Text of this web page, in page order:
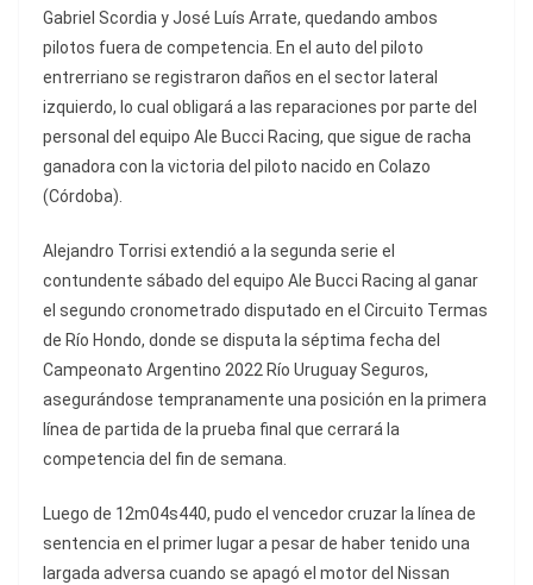
Gabriel Scordia y José Luís Arrate, quedando ambos
pilotos fuera de competencia. En el auto del piloto
entrerriano se registraron daños en el sector lateral
izquierdo, lo cual obligará a las reparaciones por parte del
personal del equipo Ale Bucci Racing, que sigue de racha
ganadora con la victoria del piloto nacido en Colazo
(Córdoba).
Alejandro Torrisi extendió a la segunda serie el
contundente sábado del equipo Ale Bucci Racing al ganar
el segundo cronometrado disputado en el Circuito Termas
de Río Hondo, donde se disputa la séptima fecha del
Campeonato Argentino 2022 Río Uruguay Seguros,
asegurándose tempranamente una posición en la primera
línea de partida de la prueba final que cerrará la
competencia del fin de semana.
Luego de 12m04s440, pudo el vencedor cruzar la línea de
sentencia en el primer lugar a pesar de haber tenido una
largada adversa cuando se apagó el motor del Nissan